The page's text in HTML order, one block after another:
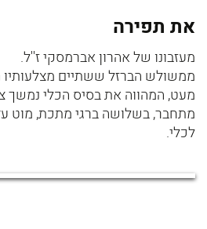
את תפירה
מעזבונו של אהרון אברמסקי ז''ל.
ממשולש הברזל ששתיים מצלעותיו
מעט, המהווה את בסיס הכלי נמשך
מתחבר, בשלושה ברגי מתכת, מוט
לכלי.